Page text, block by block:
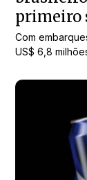
primeiro
Com
US$ 6,8